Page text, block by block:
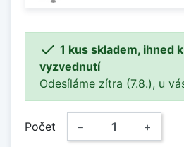
 1 kus skladem, ihned
vyzvednutí
Odesíláme zítra (7.8.), u
Počet − +